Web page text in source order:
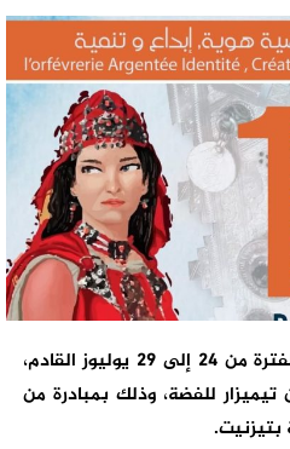
تحتضن مدينة تزنيت، خلال الفترة من 24 إلى 29 يوليوز القادم،
الـ 12 لمهرجان تيميزار للفضة، وذلك بمبادرة من
بتيزنيت.